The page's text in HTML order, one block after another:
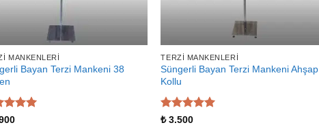
MANKENLERI
Bayan Terzi Mankeni 38
TERZI MANKENLERI
Süngerli Bayan Terzi Mankeni Ahşap
Kollu
5 üzerinden
₺3.500